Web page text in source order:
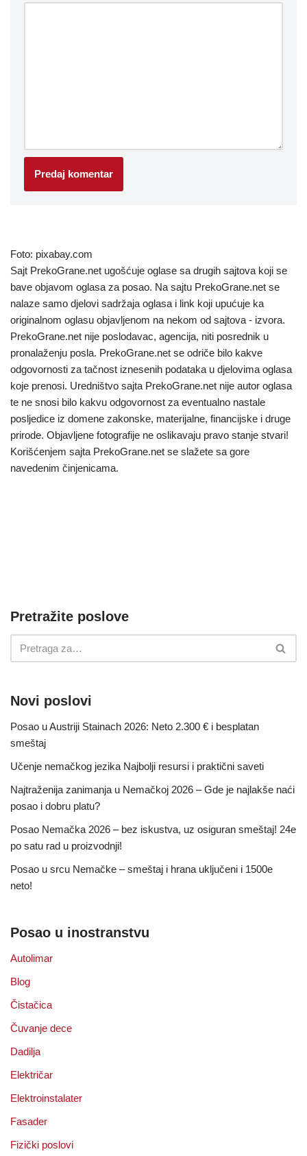
Foto: pixabay.com
Sajt PrekoGrane.net ugošćuje oglase sa drugih sajtova koji se
bave objavom oglasa za posao. Na sajtu PrekoGrane.net se
nalaze samo djelovi sadržaja oglasa i link koji upućuje ka
originalnom oglasu objavljenom na nekom od sajtova - izvora.
PrekoGrane.net nije poslodavac, agencija, niti posrednik u
pronalaženju posla. PrekoGrane.net se odriče bilo kakve
odgovornosti za tačnost iznesenih podataka u djelovima oglasa
koje prenosi. Uredništvo sajta PrekoGrane.net nije autor oglasa
te ne snosi bilo kakvu odgovornost za eventualno nastale
posljedice iz domene zakonske, materijalne, financijske i druge
prirode. Objavljene fotografije ne oslikavaju pravo stanje stvari!
Korišćenjem sajta PrekoGrane.net se slažete sa gore
navedenim činjenicama.
Pretražite poslove
Novi poslovi
Posao u Austriji Stainach 2026: Neto 2.300 € i besplatan
smeštaj
Učenje nemačkog jezika Najbolji resursi i praktični saveti
Najtraženija zanimanja u Nemačkoj 2026 – Gde je najlakše naći
posao i dobru platu?
Posao Nemačka 2026 – bez iskustva, uz osiguran smeštaj! 24e
po satu rad u proizvodnji!
Posao u srcu Nemačke – smeštaj i hrana uključeni i 1500e
neto!
Posao u inostranstvu
Autolimar
Blog
Čistačica
Čuvanje dece
Dadilja
Električar
Elektroinstalater
Fasader
Fizički poslovi